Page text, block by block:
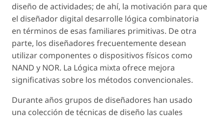
diseño de actividades; de ahí, la motivación para que
el diseñador digital desarrolle lógica combinatoria
en términos de esas familiares primitivas. De otra
parte, los diseñadores frecuentemente desean
utilizar componentes o dispositivos físicos como
NAND y NOR. La Lógica mixta ofrece mejora
significativas sobre los métodos convencionales.
Durante años grupos de diseñadores han usado
una colección de técnicas de diseño las cuales